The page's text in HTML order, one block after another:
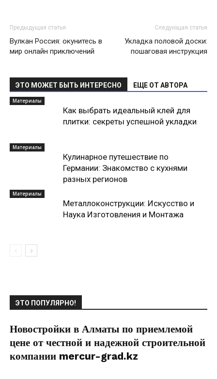
Предыдущая статья
Вулкан Россия: окунитесь в
мир онлайн приключений
Следующая статья
Укладка половой доски:
пошаговая инструкция
ЭТО МОЖЕТ БЫТЬ ИНТЕРЕСНО ЕЩЕ ОТ АВТОРА
Материалы
Как выбрать идеальный клей для
плитки: секреты успешной укладки
Материалы
Кулинарное путешествие по
Германии: Знакомство с кухнями
разных регионов
Материалы
Металлоконструкции: Искусство и
Наука Изготовления и Монтажа
ЭТО ПОПУЛЯРНО!
Новостройки в Алматы по приемлемой
цене от честной и надежной строительной
компании mercur-grad.kz
07.08.2020